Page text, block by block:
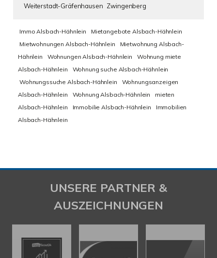
Weiterstadt-Gräfenhausen Zwingenberg
Immo Alsbach-Hähnlein
Mietangebote Alsbach-Hähnlein
Mietwohnungen Alsbach-Hähnlein
Mietwohnung Alsbach-
Hähnlein
Wohnungen Alsbach-Hähnlein
Wohnung miete
Alsbach-Hähnlein
Wohnung suche Alsbach-Hähnlein
Wohnungssuche Alsbach-Hähnlein
Wohnungsanzeigen
Alsbach-Hähnlein
Wohnung Alsbach-Hähnlein
mieten
Alsbach-Hähnlein
Immobilie Alsbach-Hähnlein
Immobilien
Alsbach-Hähnlein
UNSERE PARTNER &
AUSZEICHNUNGEN